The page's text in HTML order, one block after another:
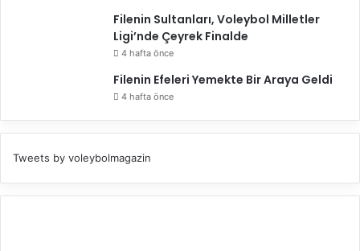
Filenin Sultanları, Voleybol Milletler
Ligi’nde Çeyrek Finalde
4 hafta önce
Filenin Efeleri Yemekte Bir Araya Geldi
4 hafta önce
Tweets by voleybolmagazin